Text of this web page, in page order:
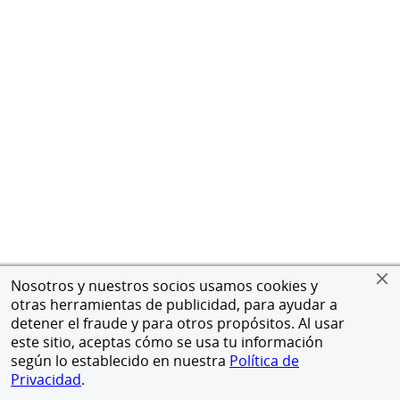
Nosotros y nuestros socios usamos cookies y
otras herramientas de publicidad, para ayudar a
detener el fraude y para otros propósitos. Al usar
este sitio, aceptas cómo se usa tu información
según lo establecido en nuestra Política de
Privacidad.